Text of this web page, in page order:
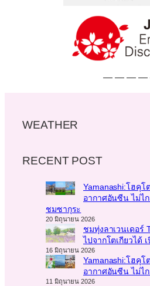
— — — —
WEATHER
RECENT POST
Yamanashi:โฮคุโ
อากาศอันซีน ไม่ไ
ชมซากุระ
20 มิถุนายน 2026
ชมทุ่งลาเวนเดอร์
ไปจากโตเกียวได้
16 มิถุนายน 2026
Yamanashi:โฮคุโ
อากาศอันซีน ไม่ไ
11 มิถุนายน 2026